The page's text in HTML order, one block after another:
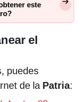
este
el
puedes
de la Patria: